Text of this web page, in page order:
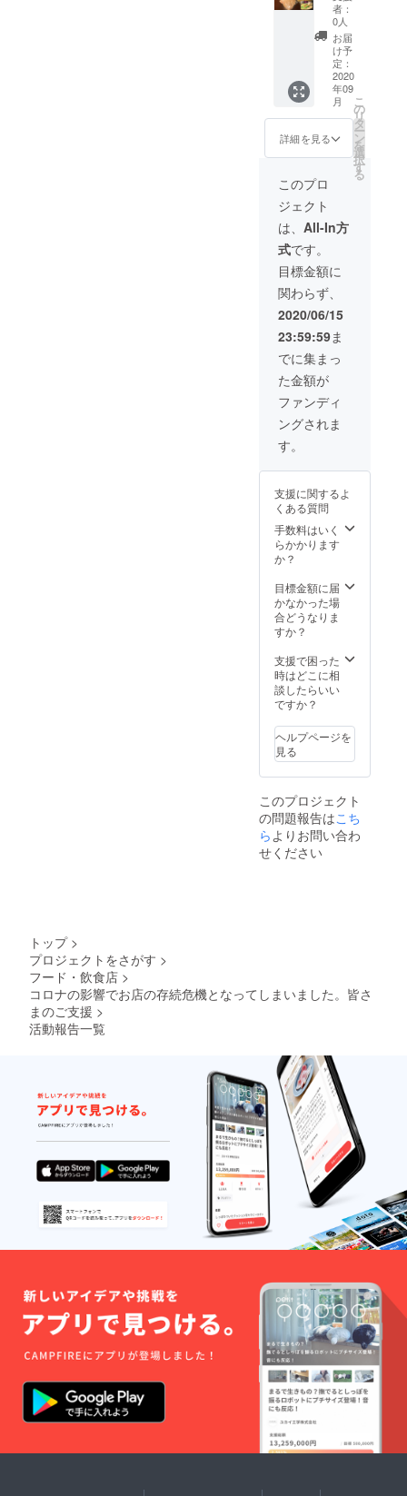
りま
す。 最
終の発
送は
2022年
4月と
なって
おりま
します
が3回ま
で分け
て発送
する事
も可能
でござ
います
キャベ
ツなど
好みで
者さま
にてご
用意下
さい。
オスス
メのお
召し上
がり方
に同梱
いたし
ます。
賞味期
限は冷
凍で90
日 冷蔵
時期は
メール
にてご
連絡頂
くか備
考欄に
と助か
りま
す。 最
2022年
4月と
なって
おりま
チケッ
トとな
ります
ご了承
下さい
ませ
うくら
いこの
鍋で14
年間勝
負して
きまし
た。 是
非遠方
の皆さ
まや、
まだお
がりに
なられ
てない
方々に
返礼品
とはな
ります
が召し
上がっ
て頂き
たいで
す 約
3ー4人
前 ×26
セット
こだわ
りの国
産牛も
縮スー
前 ゴ
マ 鷹
の爪 〆
の麺 上
お届け
します
が4回ま
する事
も可能
でござ
います
ツなど
のお野
菜はお
好みで
者さま
にてご
用意下
さい。
オスス
限は冷
時期は
メール
にてご
連絡頂
くか備
考欄に
ご記入
頂ける
と助か
りま
す。 最
終の発
送は
2022年
なって
おりま
す
者：
0人
お届
け予
定：
2020
年09
月
詳細を見る
こ
の
リ
タ
ー
ン
を
選
択
す
る
このプロ
ジェクト
は、 All-In方
式です。
目標金額に
関わらず、
2020/06/15
23:59:59ま
でに集まっ
た金額が
ファンディ
ングされま
す。
支援に関するよ
くある質問
手数料はいく
らかかります
か？
目標金額に届
かなかった場
合どうなりま
すか？
支援で困った
時はどこに相
談したらいい
ですか？
ヘルプページを
見る
このプロジェクト
の問題報告はこち
らよりお問い合わ
せください
トップ >
プロジェクトをさがす >
フード・飲食店 >
コロナの影響でお店の存続危機となってしまいました。皆さ
まのご支援 >
活動報告一覧